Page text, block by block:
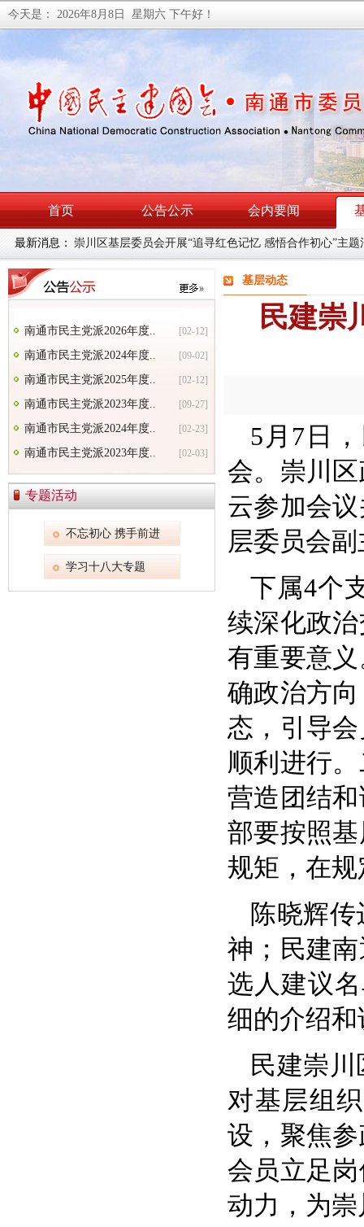
今天是： 2026年8月8日 星期六 下午好！
首页 公告公示 会内要闻
最新消息： 民建南通市委会召开理论学习中心组学习（扩大）会暨主
南通市民主党派2026年度.. [02-12]
南通市民主党派2024年度.. [09-02]
南通市民主党派2025年度.. [02-12]
南通市民主党派2023年度.. [09-27]
南通市民主党派2024年度.. [02-23]
南通市民主党派2023年度.. [02-03]
专题活动
不忘初心 携手前进
学习十八大专题
基层动态
民建崇
5月7日
会。崇川
云参加会
层委员会
下属4个
续深化政
有重要意
确政治方
态，引导
顺利进行
营造团结
部要按照
规矩，在
陈晓辉
神；民建
选人建议
细的介绍
民建崇
对基层组
设，聚焦
会员立足
动力，为